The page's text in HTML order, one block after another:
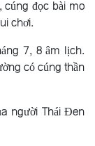
đọc bài mo
chơi.
7, 8 âm lịch.
có cúng thần
người Thái Ðen